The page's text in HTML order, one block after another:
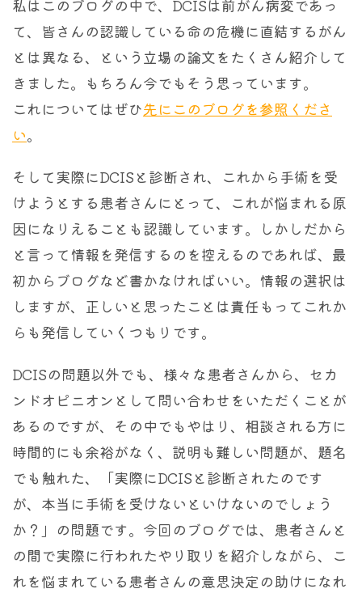
私はこのブログの中で、DCISは前がん病変であっ
て、皆さんの認識している命の危機に直結するがん
とは異なる、という立場の論文をたくさん紹介して
きました。もちろん今でもそう思っています。
これについてはぜひ先にこのブログを参照くださ
い。
そして実際にDCISと診断され、これから手術を受
けようとする患者さんにとって、これが悩まれる原
因になりえることも認識しています。しかしだから
と言って情報を発信するのを控えるのであれば、最
初からブログなど書かなければいい。情報の選択は
しますが、正しいと思ったことは責任もってこれか
らも発信していくつもりです。
DCISの問題以外でも、様々な患者さんから、セカ
ンドオピニオンとして問い合わせをいただくことが
あるのですが、その中でもやはり、相談される方に
時間的にも余裕がなく、説明も難しい問題が、題名
でも触れた、「実際にDCISと診断されたのです
が、本当に手術を受けないといけないのでしょう
か？」の問題です。今回のブログでは、患者さんと
の間で実際に行われたやり取りを紹介しながら、こ
れを悩まれている患者さんの意思決定の助けになれ